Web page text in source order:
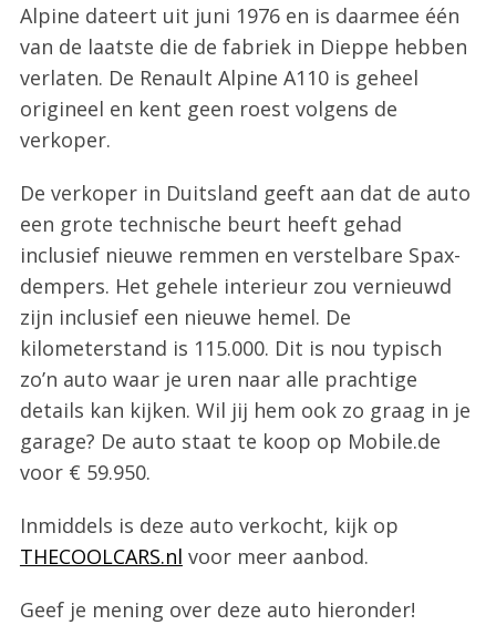
Alpine dateert uit juni 1976 en is daarmee één
van de laatste die de fabriek in Dieppe hebben
verlaten. De Renault Alpine A110 is geheel
origineel en kent geen roest volgens de
verkoper.
De verkoper in Duitsland geeft aan dat de auto
een grote technische beurt heeft gehad
inclusief nieuwe remmen en verstelbare Spax-
dempers. Het gehele interieur zou vernieuwd
zijn inclusief een nieuwe hemel. De
kilometerstand is 115.000. Dit is nou typisch
zo’n auto waar je uren naar alle prachtige
details kan kijken. Wil jij hem ook zo graag in je
garage? De auto staat te koop op Mobile.de
voor € 59.950.
Inmiddels is deze auto verkocht, kijk op
THECOOLCARS.nl voor meer aanbod.
Geef je mening over deze auto hieronder!